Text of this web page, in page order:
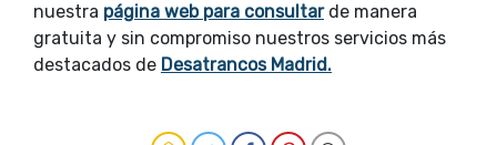
nuestra página web para consultar de manera
gratuita y sin compromiso nuestros servicios más
destacados de Desatrancos Madrid.